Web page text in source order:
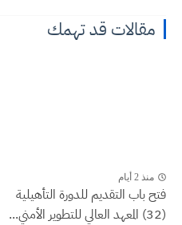
مقالات قد تهمك
منذ 2 أيام
فتح باب التقديم للدورة التأهيلية
(32) المعهد العالي للتطوير الأمني...